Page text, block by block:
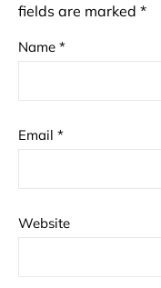
fields are marked *
Name *
Email *
Website